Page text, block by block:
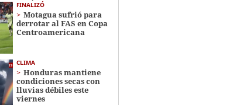
FINALIZÓ
Motagua sufrió para
derrotar al FAS en Copa
Centroamericana
CLIMA
Honduras mantiene
condiciones secas con
lluvias débiles este
viernes